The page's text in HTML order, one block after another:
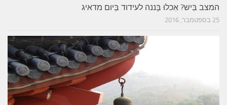
המצב בִּיש? אִכלוּ בָּננה לעידוד בְּיום מדאיג
25 בספטמבר, 2016